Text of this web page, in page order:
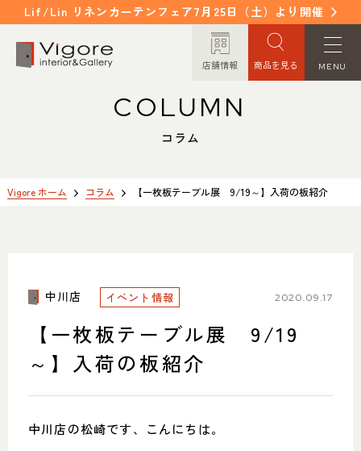
Lif/Lin リネンカーテンフェア7月25日（土）より開催
店舗情報 商品を見る MENU
イベント/ニュース
ITEM
WORKS
よくあるご質問
SHOP INFO
中川店
ORDER MADE
CONTACT
PRIVACY POLICY
COLUMN
コラム
Vigore ホーム コラム 【一枚板テーブル展 9/19～】入荷の板紹介
中川店 イベント情報 2020.09.17
【一枚板テーブル展 9/19
～】入荷の板紹介
中川店の松崎です、こんにちは。